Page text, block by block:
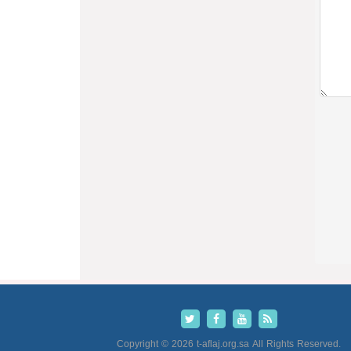
Copyright © 2026 t-aflaj.org.sa All Rights Reserved.